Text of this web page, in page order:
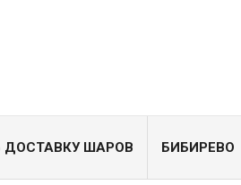
ДОСТАВКУ ШАРОВ БИБИРЕВО